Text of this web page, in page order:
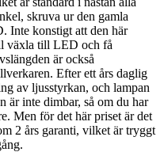
skruva ur den gamla
Inte konstigt att den här
växla till LED och få
är också
Efter ett års daglig
av ljusstyrkan, och lampan
är inte dimbar, så om du har
Men för det här priset är det
2 års garanti, vilket är tryggt